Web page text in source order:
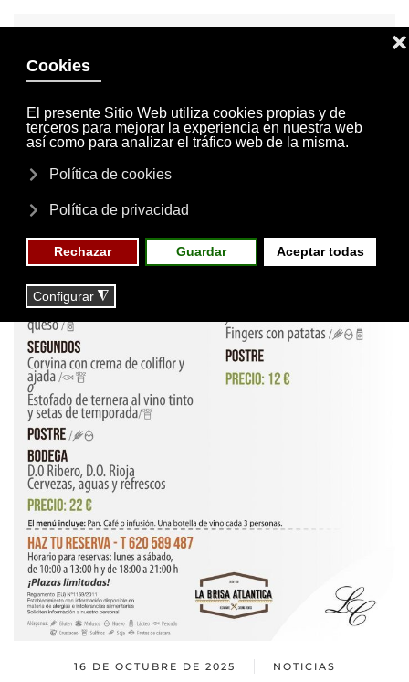
INVITACIONES
MI CUENTA
16 DE OCTUBRE DE 2025 NOTICIAS